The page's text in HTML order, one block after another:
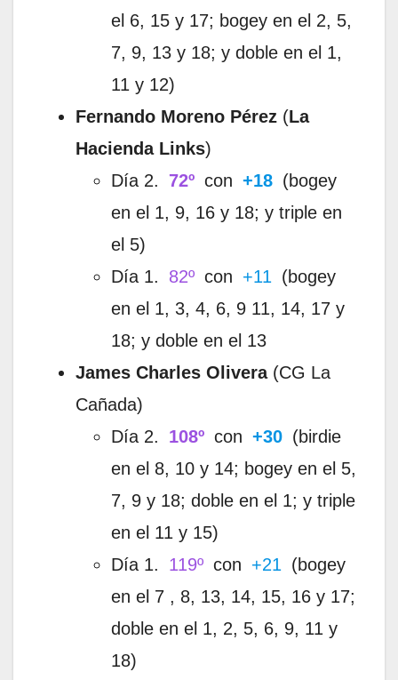
el 6, 15 y 17; bogey en el 2, 5,
7, 9, 13 y 18; y doble en el 1,
11 y 12)
Fernando Moreno Pérez (La
Hacienda Links)
Día 2. 72º con +18 (bogey
en el 1, 9, 16 y 18; y triple en
el 5)
Día 1.
82º con +11 (bogey
en el 1, 3, 4, 6, 9 11, 14, 17 y
18; y doble en el 13
James Charles Olivera(CG La
Cañada)
Día 2.
108º con +30 (birdie
en el 8, 10 y 14; bogey en el 5,
7, 9 y 18; doble en el 1; y triple
en el 11 y 15)
Día 1.
119º con +21 (bogey
en el 7 , 8, 13, 14, 15, 16 y 17;
doble en el 1, 2, 5, 6, 9, 11 y
18)